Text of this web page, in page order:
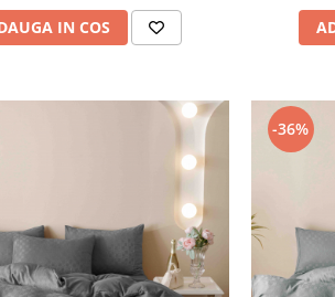
IN COS
-36%